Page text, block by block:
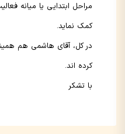
مراحل ابتدایی یا میانه
کمک نماید.
در کل، آقای هاشمی هم
کرده اند.
با تشکر